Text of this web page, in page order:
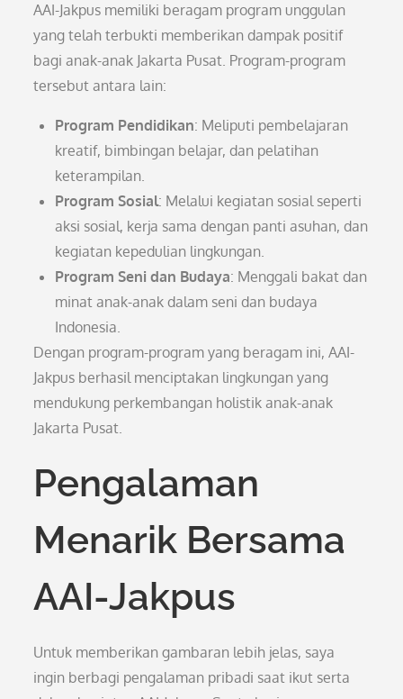
AAI-Jakpus memiliki beragam program unggulan
yang telah terbukti memberikan dampak positif
bagi anak-anak Jakarta Pusat. Program-program
tersebut antara lain:
Program Pendidikan: Meliputi pembelajaran
kreatif, bimbingan belajar, dan pelatihan
keterampilan.
Program Sosial: Melalui kegiatan sosial seperti
aksi sosial, kerja sama dengan panti asuhan, dan
kegiatan kepedulian lingkungan.
Program Seni dan Budaya: Menggali bakat dan
minat anak-anak dalam seni dan budaya
Indonesia.
Dengan program-program yang beragam ini, AAI-
Jakpus berhasil menciptakan lingkungan yang
mendukung perkembangan holistik anak-anak
Jakarta Pusat.
Pengalaman
Menarik Bersama
AAI-Jakpus
Untuk memberikan gambaran lebih jelas, saya
ingin berbagi pengalaman pribadi saat ikut serta